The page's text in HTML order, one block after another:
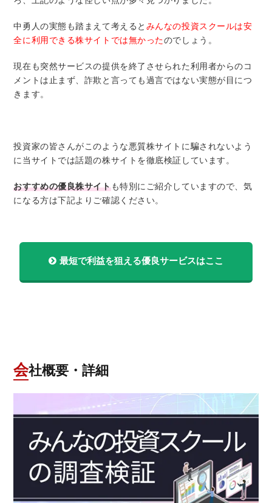
中勇人の実態も踏まえて考えると みんなの投資スクールは安
全に利用できる株サイトでは無かったのでしょう。
現在も突然サービスの提供を終了させられた利用者からのコ
メントは止まず、詐欺と言っても過言ではない実態が目につ
きます。
投資家の皆さんがこのような悪質株サイトに騙されないよう
に当サイトでは話題の株サイトを徹底検証しています。
おすすめの優良株サイトも特別にご紹介していますので、気
になる方は下記よりご確認ください。
最短で利益を狙える優良サービスはここ
会社概要・詳細